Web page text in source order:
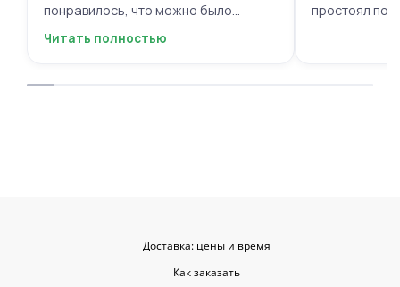
понравилось, что можно было
выбрать цветы и оформить заказ
время, и цветы были свежие и
Читать полностью
простоял
Доставка: цены и время
Как заказать